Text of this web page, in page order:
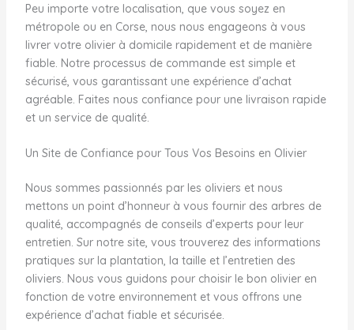
Peu importe votre localisation, que vous soyez en
métropole ou en Corse, nous nous engageons à vous
livrer votre olivier à domicile rapidement et de manière
fiable. Notre processus de commande est simple et
sécurisé, vous garantissant une expérience d’achat
agréable. Faites nous confiance pour une livraison rapide
et un service de qualité.
Un Site de Confiance pour Tous Vos Besoins en Olivier
Nous sommes passionnés par les oliviers et nous
mettons un point d’honneur à vous fournir des arbres de
qualité, accompagnés de conseils d’experts pour leur
entretien. Sur notre site, vous trouverez des informations
pratiques sur la plantation, la taille et l’entretien des
oliviers. Nous vous guidons pour choisir le bon olivier en
fonction de votre environnement et vous offrons une
expérience d’achat fiable et sécurisée.